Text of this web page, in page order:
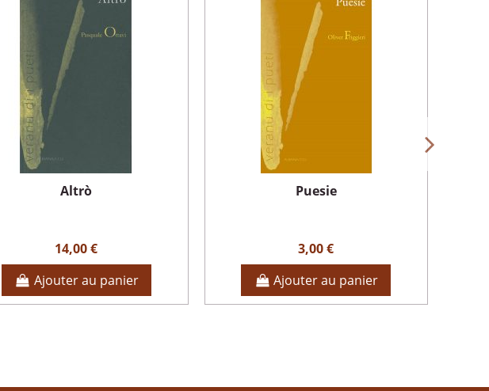
Altrò
14,00 €
Ajouter au panier
Puesie
3,00 €
Ajouter au panier